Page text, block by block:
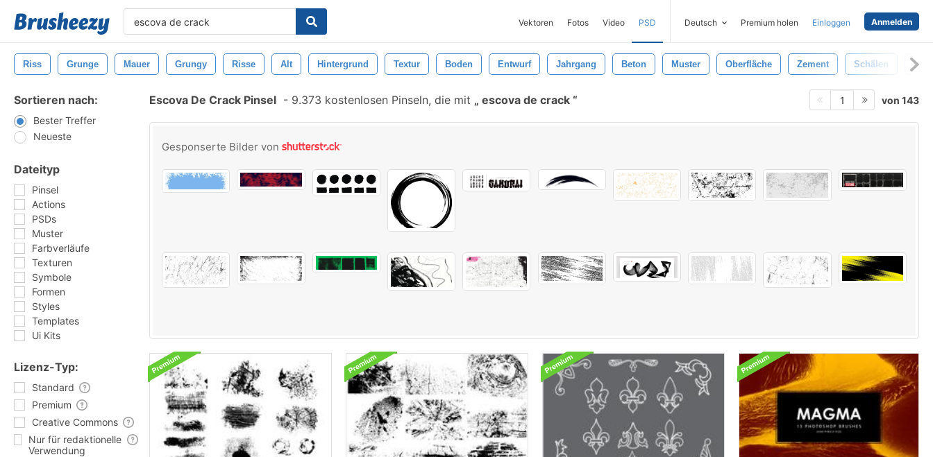
Vektoren Fotos Video PSD Deutsch Premium holen Einloggen Anmelden
Riss Grunge Mauer Grungy Risse Alt Hintergrund Textur Boden Entwurf Jahrgang Beton Muster Oberfläche Zement Schälen
Sortieren nach:
Bester Treffer
Neueste
Dateityp
Pinsel
Actions
PSDs
Muster
Farbverläufe
Texturen
Symbole
Formen
Styles
Templates
Ui Kits
Lizenz-Typ:
Standard
Premium
Creative Commons
Nur für redaktionelle
Verwendung
Escova De Crack Pinsel - 9.373 kostenlosen Pinseln, die mit escova de crack 1 von 143
Gesponserte Bilder von